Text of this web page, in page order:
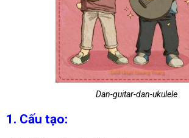
Dan-guitar-dan-ukulele
1. Cấu tạo: